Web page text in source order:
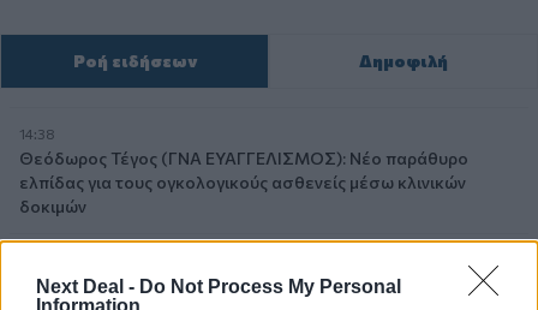
Next Deal - Do Not Process My Personal
Information
Ροή ειδήσεων Δημοφιλή
14:38
Θεόδωρος Τέγος (ΓΝΑ ΕΥΑΓΓΕΛΙΣΜΟΣ): Νέο παράθυρο
ελπίδας για τους ογκολογικούς ασθενείς μέσω κλινικών
δοκιμών
Χρήστος Γεωργόπουλος – «ΕΡΡΙΚΟΣ ΝΤΥΝΑΝ»/ΚΕΝΤΡΟ